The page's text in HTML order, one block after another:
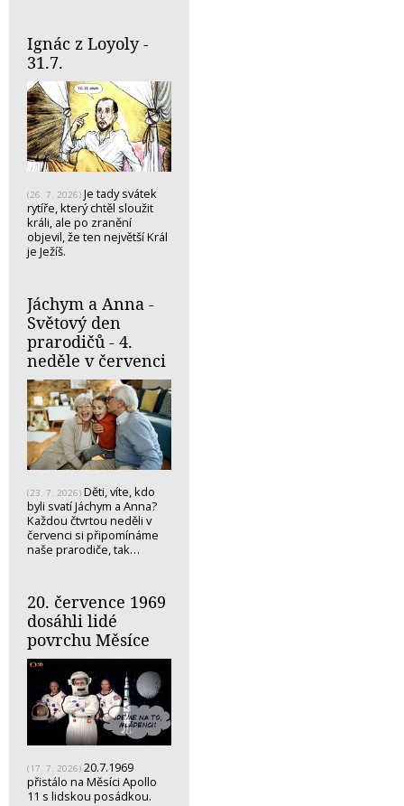
Ignác z Loyoly -
31.7.
(26. 7. 2026) Je tady svátek
rytíře, který chtěl sloužit
králi, ale po zranění
objevil, že ten největší Král
je Ježíš.
Jáchym a Anna -
Světový den
prarodičů - 4.
neděle v červenci
(23. 7. 2026) Děti, víte, kdo
byli svatí Jáchym a Anna?
Každou čtvrtou neděli v
červenci si připomínáme
naše prarodiče, tak…
20. července 1969
dosáhli lidé
povrchu Měsíce
(17. 7. 2026) 20.7.1969
přistálo na Měsíci Apollo
11 s lidskou posádkou.